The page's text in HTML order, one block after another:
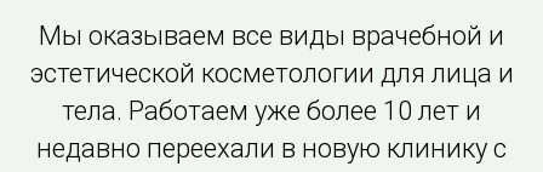
Мы оказываем все виды врачебной и
эстетической косметологии для лица и
тела. Работаем уже более 10 лет и
недавно переехали в новую клинику с